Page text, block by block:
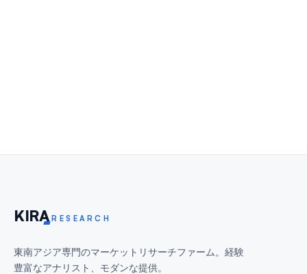
KIRA RESEARCH
東南アジア専門のマーケットリサーチファーム。経験
豊富なアナリスト、モダンな提供。